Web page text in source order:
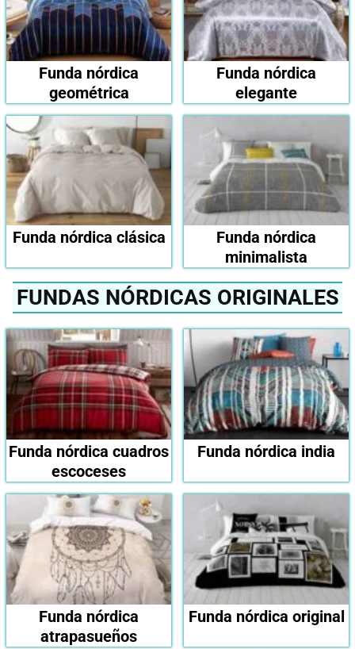
Funda nórdica
geométrica
Funda nórdica
elegante
Funda nórdica clásica
Funda nórdica
minimalista
FUNDAS NÓRDICAS ORIGINALES
Funda nórdica cuadros
escoceses
Funda nórdica india
Funda nórdica
atrapasueños
Funda nórdica original